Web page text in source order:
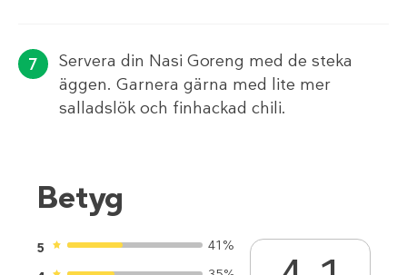
Servera din Nasi Goreng med de steka
äggen. Garnera gärna med lite mer
salladslök och finhackad chili.
Betyg
5
41%